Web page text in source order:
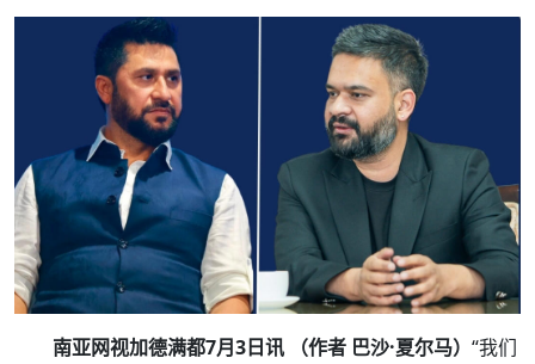
南亚网视加德满都7月3日讯 （作者 巴沙·夏尔马） “我们